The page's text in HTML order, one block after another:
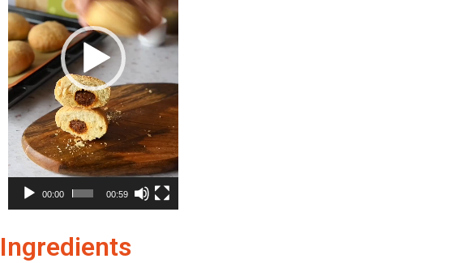
00:00 00:59
Ingredients